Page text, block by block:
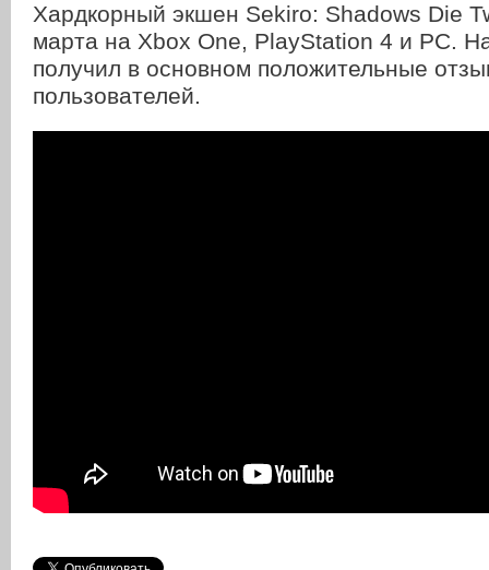
Хардкорный экшен Sekiro: Shadows Die
марта на Xbox One, PlayStation 4 и PC.
получил в основном положительные
пользователей.